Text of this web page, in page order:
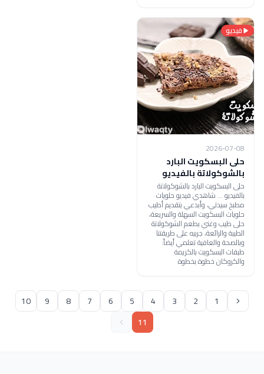
فيديو
2026-07-08
حلى البسكويت البارد
بالشوكولاتة بالفيديو
حلى البسكويت البارد بالشوكولاتة
بالفيديو ... شاهدي فيديو حلويات
مطبخ سيدتي، وأبدعي بتقديم أطيب
حلويات البسكويت السهلة والسريعة،
حلى طيب وغني بطعم الشوكولاتة
الطيبة والرائعة، جربيه على طريقتنا
وبالصحة والعافية تعلمي أيضاً:
طبقات البسكويت بالكريمة
والكروكان خطوة بخطوة
1
2
3
4
5
6
7
8
9
10
11